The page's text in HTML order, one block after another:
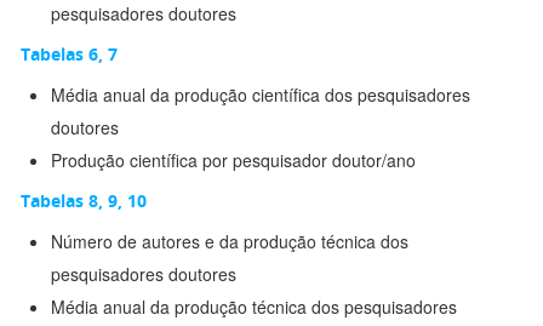
pesquisadores doutores
Tabelas 6, 7
Média anual da produção científica dos pesquisadores
doutores
Produção científica por pesquisador doutor/ano
Tabelas 8, 9, 10
Número de autores e da produção técnica dos
pesquisadores doutores
Média anual da produção técnica dos pesquisadores